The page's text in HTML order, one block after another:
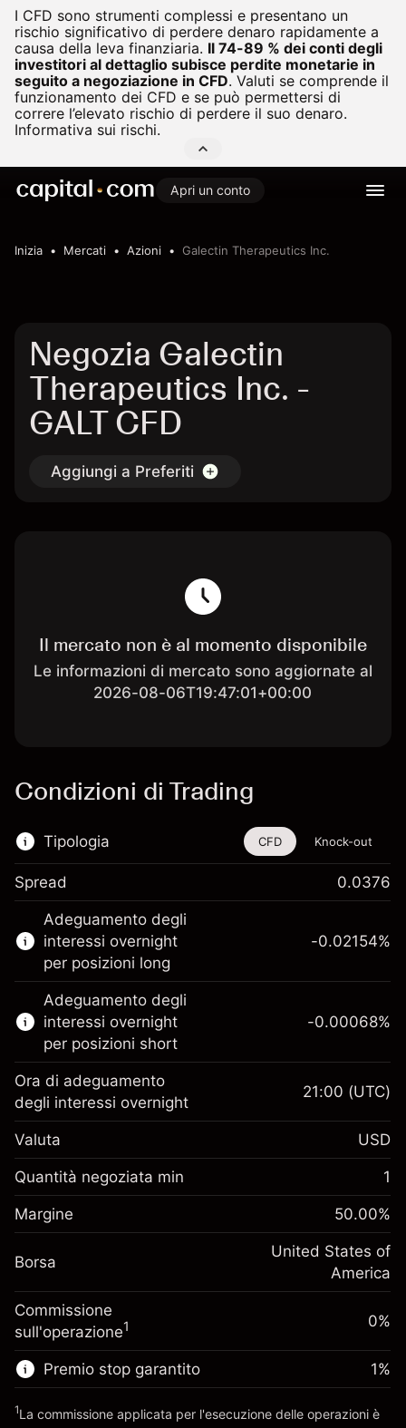
I CFD sono strumenti complessi e presentano un
rischio significativo di perdere denaro rapidamente a
causa della leva finanziaria. Il 74-89 % dei conti degli
investitori al dettaglio subisce perdite monetarie in
seguito a negoziazione in CFD. Valuti se comprende il
funzionamento dei CFD e se può permettersi di
correre l’elevato rischio di perdere il suo denaro.
Informativa sui rischi.
Apri un conto
Inizia Mercati Azioni Galectin Therapeutics Inc.
Negozia Galectin
Therapeutics Inc. -
GALT CFD
Aggiungi a Preferiti
Il mercato non è al momento disponibile
Le informazioni di mercato sono aggiornate al
2026-08-06T19:47:01+00:00
Condizioni di Trading
Tipologia
Questo strumento finanziario è disponibile
per il trading di CFD e knock-out.
Scopri di più su:
CFD
Knock-out
CFD Knock-out
Spread 0.0376
Adeguamento degli
interessi overnight
per posizioni long
Margine. Il tuo
$1,000.00
Adeguamento
finanziamento overnight
Oneri per l'intero valore della
posizione
%
(-$0.43)
Dimensione dell'operazione a leva
Denaro da leva ~
Vai alla piattaforma
-0.02154%
Adeguamento degli
interessi overnight
per posizioni short
Margine. Il tuo
investimento
$1,000.00
Oneri per l'intero valore della
posizione
-0.000682
%
Dimensione dell'operazione a leva
~$2,000.00
Denaro da leva ~
-0.00068%
Ora di adeguamento
degli interessi overnight
21:00 (UTC)
Valuta USD
Quantità negoziata min 1
Margine 50.00%
Borsa
United States of
America
Commissione
sull'operazione1 0%
Premio stop garantito 1%
1La commissione applicata per l'esecuzione delle operazioni è